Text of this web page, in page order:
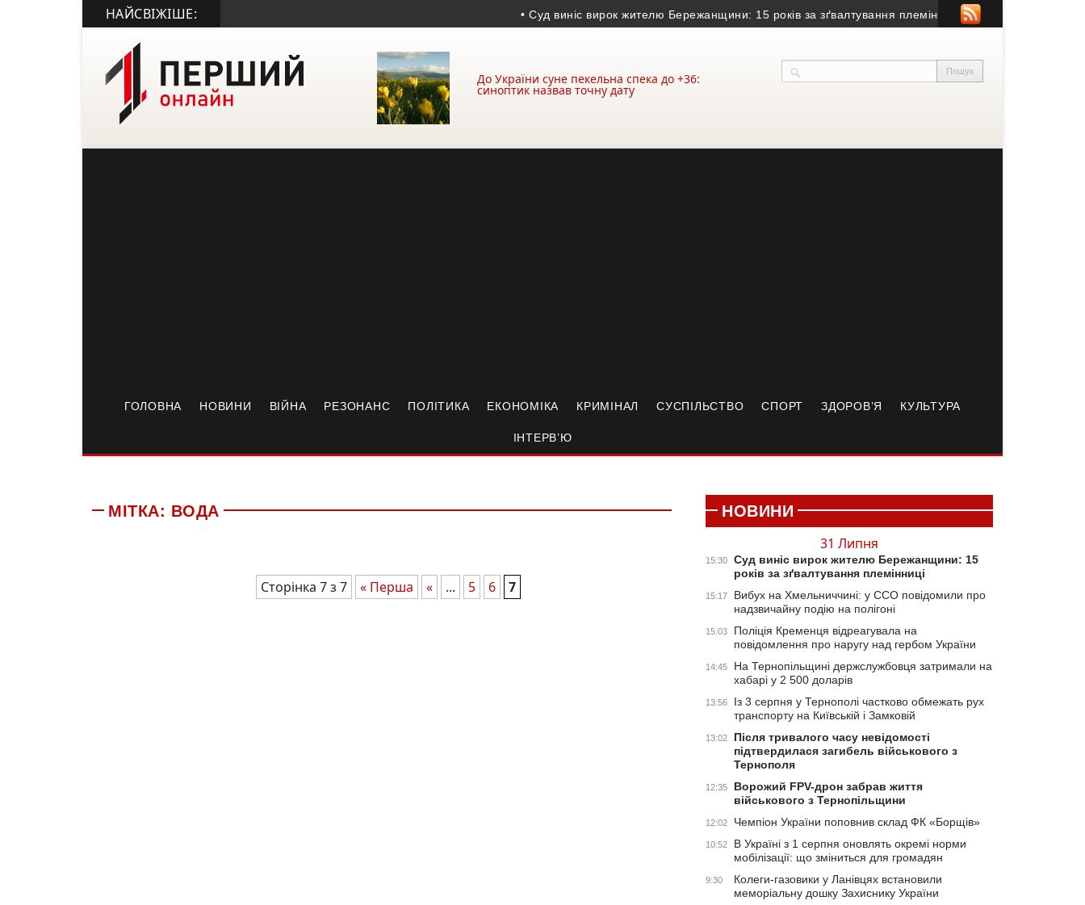
НАЙСВІЖІШЕ: • Суд виніс вирок жителю Бережанщини: 15 років за зґвалтування племінниці • Вибух на
До України суне пекельна спека до +36:
синоптик назвав точну дату
ГОЛОВНА НОВИНИ ВІЙНА РЕЗОНАНС ПОЛІТИКА ЕКОНОМІКА КРИМІНАЛ СУСПІЛЬСТВО СПОРТ ЗДОРОВ’Я КУЛЬТУРА
ІНТЕРВ’Ю
МІТКА: ВОДА
Сторінка 7 з 7 « Перша « ... 5 6 7
НОВИНИ
31 Липня
15:30
Суд виніс вирок жителю Бережанщини: 15
років за зґвалтування племінниці
15:17
Вибух на Хмельниччині: у ССО повідомили про
надзвичайну подію на полігоні
15:03
Поліція Кременця відреагувала на
повідомлення про наругу над гербом України
14:45
На Тернопільщині держслужбовця затримали на
хабарі у 2 500 доларів
13:56
Із 3 серпня у Тернополі частково обмежать рух
транспорту на Київській і Замковій
13:02
Після тривалого часу невідомості
підтвердилася загибель військового з
Тернополя
12:35
Ворожий FPV-дрон забрав життя
військового з Тернопільщини
12:02 Чемпіон України поповнив склад ФК «Борщів»
10:52
В Україні з 1 серпня оновлять окремі норми
мобілізації: що зміниться для громадян
9:30
Колеги-газовики у Ланівцях встановили
меморіальну дошку Захиснику України